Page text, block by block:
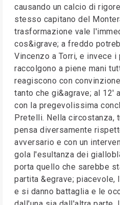
causando un calcio di
stesso capitano del
trasformazione vale
cos&igrave; a freddo
Vincenzo a Torri, e invece i
raccolgono a piene mani
reagiscono con
tanto che gi&agrave; al 12'
con la pregevolissima
Pretelli. Nella circostanza,
pensa diversamente
avversario e con un
gola l'esultanza dei
porta quello che sarebbe
partita &egrave;
e si danno battaglia e le